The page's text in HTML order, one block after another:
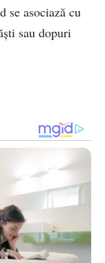
se asociază cu
sau dopuri